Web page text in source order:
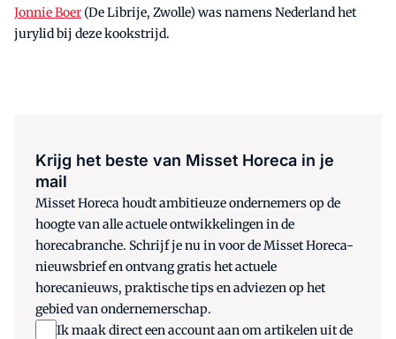
Jonnie Boer (De Librije, Zwolle) was namens Nederland het
jurylid bij deze kookstrijd.
Krijg het beste van Misset Horeca in je
mail
Misset Horeca houdt ambitieuze ondernemers op de
hoogte van alle actuele ontwikkelingen in de
horecabranche. Schrijf je nu in voor de Misset Horeca-
nieuwsbrief en ontvang gratis het actuele
horecanieuws, praktische tips en adviezen op het
gebied van ondernemerschap.
Ik maak direct een account aan om artikelen uit de